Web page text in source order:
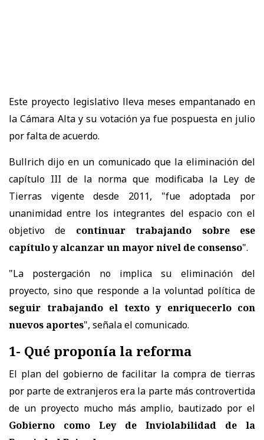
Este proyecto legislativo lleva meses empantanado en
la Cámara Alta y su votación ya fue pospuesta en julio
por falta de acuerdo.
Bullrich dijo en un comunicado que la eliminación del
capítulo III de la norma que modificaba la Ley de
Tierras vigente desde 2011, "fue adoptada por
unanimidad entre los integrantes del espacio con el
objetivo de continuar trabajando sobre ese
capítulo y alcanzar un mayor nivel de consenso".
"La postergación no implica su eliminación del
proyecto, sino que responde a la voluntad política de
seguir trabajando el texto y enriquecerlo con
nuevos aportes", señala el comunicado.
1- Qué proponía la reforma
El plan del gobierno de facilitar la compra de tierras
por parte de extranjeros era la parte más controvertida
de un proyecto mucho más amplio, bautizado por el
Gobierno como Ley de Inviolabilidad de la